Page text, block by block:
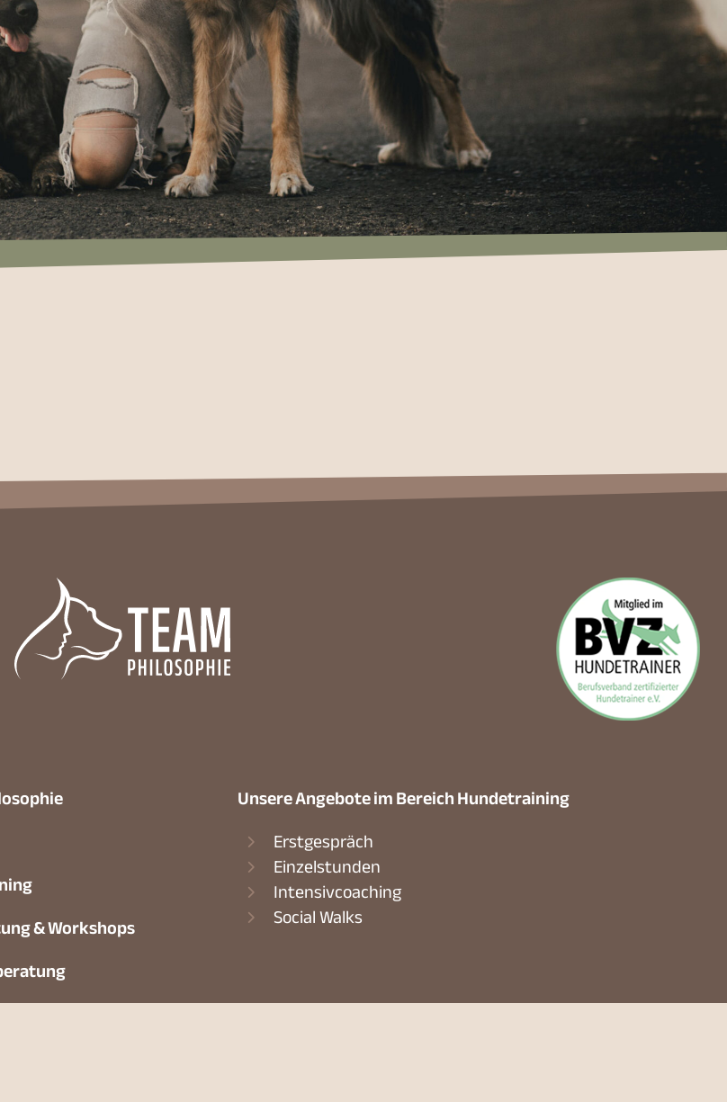
& Workshops
Unsere Angebote im Bereich Hundetraining
Erstgespräch
Einzelstunden
Intensivcoaching
Social Walks